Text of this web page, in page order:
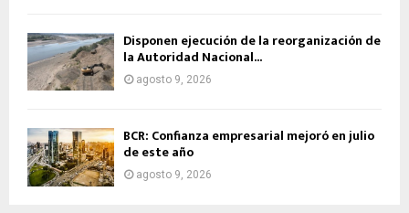
Disponen ejecución de la reorganización de
la Autoridad Nacional...
agosto 9, 2026
BCR: Confianza empresarial mejoró en julio
de este año
agosto 9, 2026